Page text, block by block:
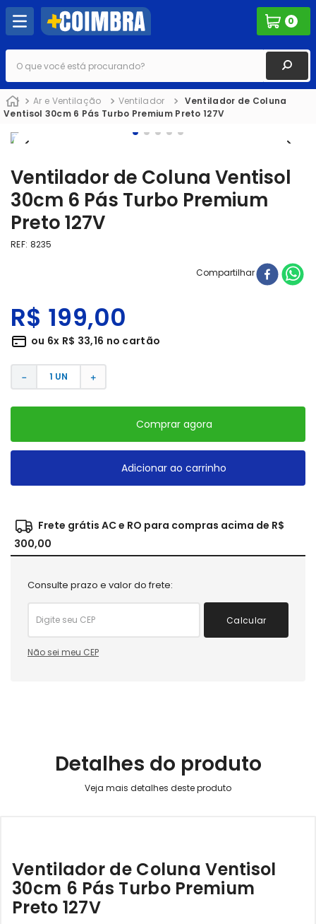
0
O que você está procurando?
Ar e Ventilação Ventilador
Ventilador de Coluna
Ventisol 30cm 6 Pás Turbo Premium Preto 127V
Ventilador de Coluna Ventisol
30cm 6 Pás Turbo Premium
Preto 127V
REF: 8235
Compartilhar
R$ 199,00
ou 6x R$ 33,16 no cartão
＋
－
Comprar agora
Adicionar ao carrinho
Frete grátis AC e RO para compras acima de R$
300,00
Consulte prazo e valor do frete:
Calcular
Não sei meu CEP
Detalhes do produto
Ventilador de Coluna Ventisol
30cm 6 Pás Turbo Premium
Preto 127V